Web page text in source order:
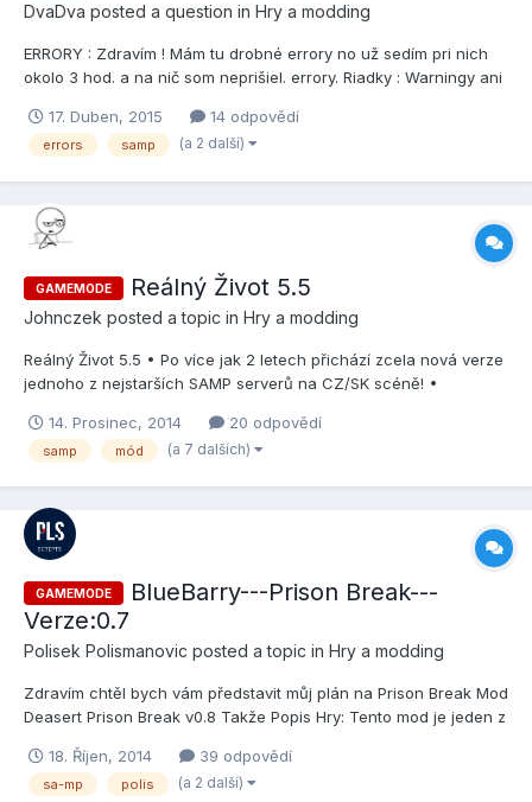
DvaDva posted a question in Hry a modding
ERRORY : Zdravím ! Mám tu drobné errory no už sedím pri nich
okolo 3 hod. a na nič som neprišiel. errory. Riadky : Warningy ani
začiatočník.
17. Duben, 2015 14 odpovědí
errors samp (a 2 další)
GAMEMODE Reálný Život 5.5
Johnczek posted a topic in Hry a modding
Reálný Život 5.5 • Po více jak 2 letech přichází zcela nová verze
jednoho z nejstarších SAMP serverů na CZ/SK scéně! •
(Freewall se do vývoje nového módu nezapojil) • Obsah
nejdůležitějších novinek a screenů naleznete ZDE • Čeká...
14. Prosinec, 2014 20 odpovědí
samp mód (a 7 dalších)
GAMEMODE
BlueBarry---Prison Break---
Verze:0.7
Polisek Polismanovic posted a topic in Hry a modding
Zdravím chtěl bych vám představit můj plán na Prison Break Mod
Deasert Prison Break v0.8 Takže Popis Hry: Tento mod je jeden z
řekl že jeden udělám. Hra se odehrává vedle farmy v BlueBarry
kde je menší vězení ale ze spousty m...
18. Říjen, 2014 39 odpovědí
sa-mp polis (a 2 další)